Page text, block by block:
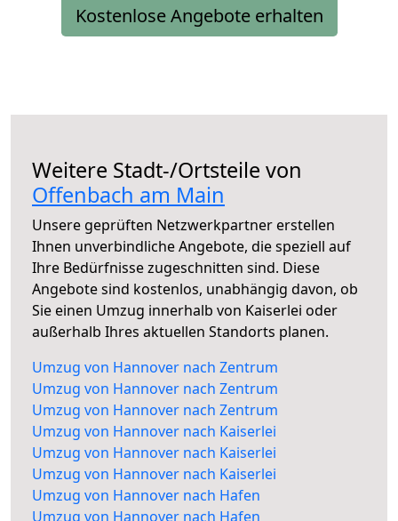
Kostenlose Angebote erhalten
Weitere Stadt-/Ortsteile von
Offenbach am Main
Unsere geprüften Netzwerkpartner erstellen
Ihnen unverbindliche Angebote, die speziell auf
Ihre Bedürfnisse zugeschnitten sind. Diese
Angebote sind kostenlos, unabhängig davon, ob
Sie einen Umzug innerhalb von Kaiserlei oder
außerhalb Ihres aktuellen Standorts planen.
Umzug von Hannover nach Zentrum
Umzug von Hannover nach Zentrum
Umzug von Hannover nach Zentrum
Umzug von Hannover nach Kaiserlei
Umzug von Hannover nach Kaiserlei
Umzug von Hannover nach Kaiserlei
Umzug von Hannover nach Hafen
Umzug von Hannover nach Hafen